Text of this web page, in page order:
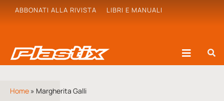
ABBONATI ALLA RIVISTA LIBRI E MANUALI
Home » Margherita Galli